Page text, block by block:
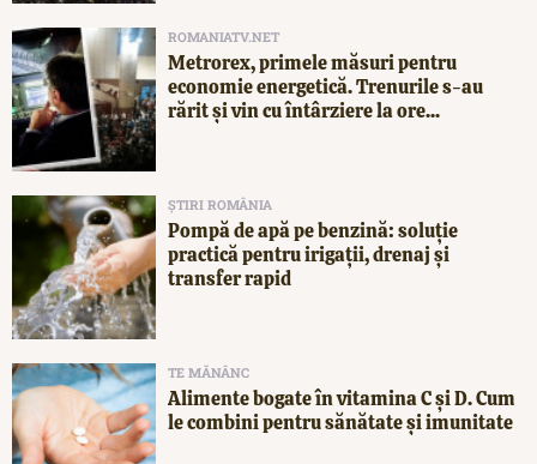
ROMANIATV.NET
Metrorex, primele măsuri pentru
economie energetică. Trenurile s-au
rărit și vin cu întârziere la ore...
ȘTIRI ROMÂNIA
Pompă de apă pe benzină: soluție
practică pentru irigații, drenaj și
transfer rapid
TE MĂNÂNC
Alimente bogate în vitamina C și D. Cum
le combini pentru sănătate și imunitate